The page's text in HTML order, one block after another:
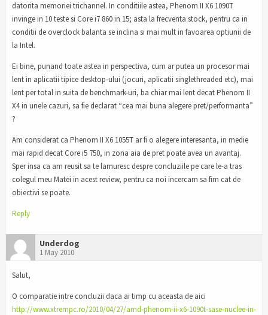
datorita memoriei trichannel. In conditiile astea, Phenom II X6 1090T
invinge in 10 teste si Core i7 860 in 15; asta la frecventa stock, pentru ca in
conditii de overclock balanta se inclina si mai mult in favoarea optiunii de
la Intel.
Ei bine, punand toate astea in perspectiva, cum ar putea un procesor mai
lent in aplicatii tipice desktop-ului (jocuri, aplicatii singlethreaded etc), mai
lent per total in suita de benchmark-uri, ba chiar mai lent decat Phenom II
X4 in unele cazuri, sa fie declarat “cea mai buna alegere pret/performanta”
?
Am considerat ca Phenom II X6 1055T ar fi o alegere interesanta, in medie
mai rapid decat Core i5 750, in zona aia de pret poate avea un avantaj.
Sper insa ca am reusit sa te lamuresc despre concluziile pe care le-a tras
colegul meu Matei in acest review, pentru ca noi incercam sa fim cat de
obiectivi se poate.
Reply
Underdog
1 May 2010
Salut,
O comparatie intre concluzii daca ai timp cu aceasta de aici
http://www.xtrempc.ro/2010/04/27/amd-phenom-ii-x6-1090t-sase-nuclee-in-